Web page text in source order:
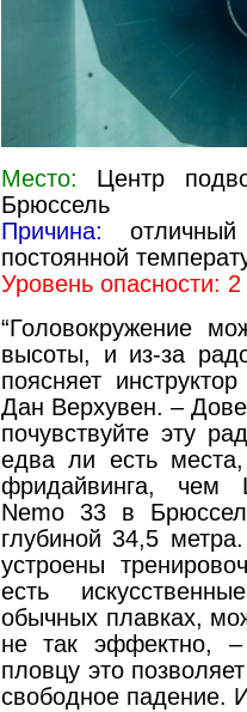
Место: Центр
Брюссель
Причина:
постоянной
Уровень опасности: 2
“Головокружение
высоты, и из-за
поясняет
Дан Верхувен. –
почувствуйте эту
едва ли есть
фридайвинга, чем
Nemo 33 в
глубиной 34,5
устроены
есть
обычных плавках,
не так эффектно,
пловцу это
свободное падение.